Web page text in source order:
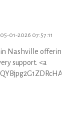
01-2026 07:57:11
in Nashville offering
support. <a